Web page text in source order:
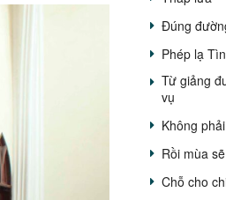
Đúng
Phép lạ
Từ giảng
vụ
Không
Rồi mùa
Chỗ cho